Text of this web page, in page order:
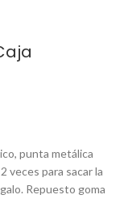
punta metálica
veces para sacar la
Repuesto goma